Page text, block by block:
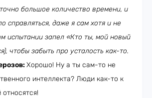
большое количество времени, и
справляться, даже я сам хотя и не
испытании запел «Кто ты, мой новый
чтобы забыть про усталость как-то.
Хорошо! Ну а ты сам-то не
интеллекта? Люди как-то к
относятся!